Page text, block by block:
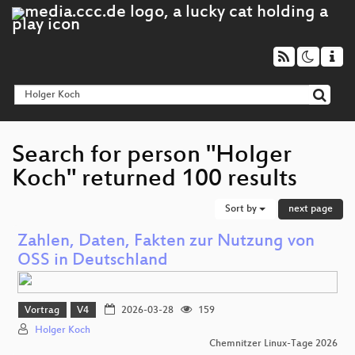
Search for person "Holger
Koch" returned 100 results
Sort by next page
Zahlen, Daten, Fakten zur Nutzung von
OSS in Deutschland
Vortrag V4 2026-03-28
159
Holger Koch
Chemnitzer Linux-Tage 2026